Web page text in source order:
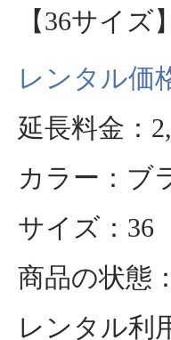
【36サイ
レンタル価
延長料金：
カラー：ブ
サイズ：36
商品の状態
レンタル利